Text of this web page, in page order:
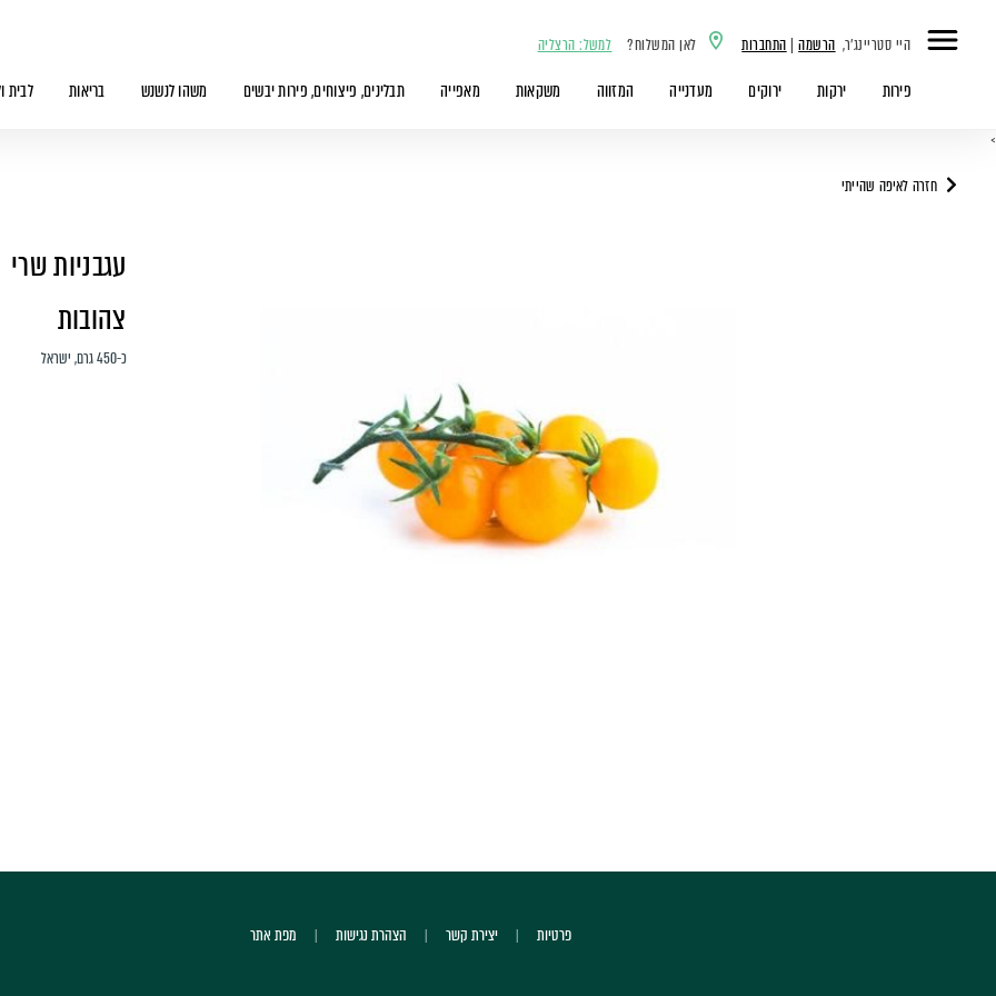
היי סטריינג'ר, הרשמה| התחברות לאן המשלוח? למשל: הרצליה
פירות ירקות ירוקים מעדנייה המזווה משקאות מאפייה תבלינים, פיצוחים, פירות יבשים משהו לנשנש בריאות לבית
>
חזרה לאיפה שהייתי
עגבניות שרי
צהובות
כ-450 גרם, ישראל
פרטיות יצירת קשר הצהרת נגישות מפת אתר